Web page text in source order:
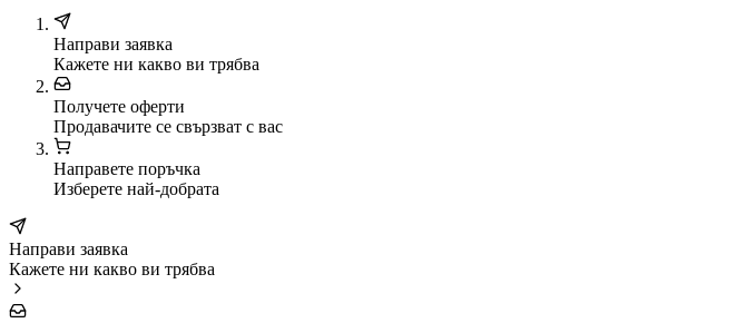
Направи заявка
Кажете ни какво ви трябва
Получете оферти
Продавачите се свързват с вас
Направете поръчка
Изберете най-добрата
Направи заявка
Кажете ни какво ви трябва